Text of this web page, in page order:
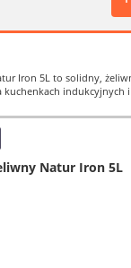
Iron 5L to solidny,
indukcyjnych
Natur Iron 5L